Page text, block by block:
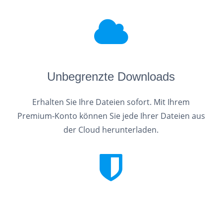
Unbegrenzte Downloads
Erhalten Sie Ihre Dateien sofort. Mit Ihrem
Premium-Konto können Sie jede Ihrer Dateien aus
der Cloud herunterladen.